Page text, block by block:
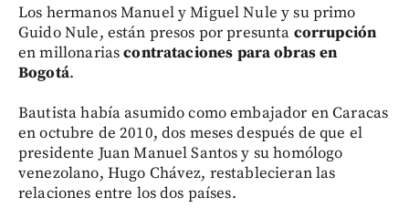
Los hermanos Manuel y Miguel Nule y su primo
Guido Nule, están presos por presunta corrupción
en millonariascontrataciones para obras en
Bogotá.
Bautista había asumido como embajador en Caracas
en octubre de 2010, dos meses después de que el
presidente Juan Manuel Santos y su homólogo
venezolano, Hugo Chávez, restablecieran las
relaciones entre los dos países.